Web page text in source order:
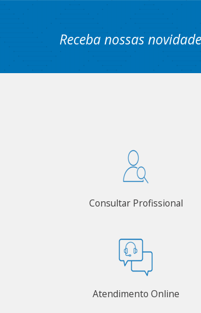
Receba nossas
Consultar Profissional
Atendimento Online